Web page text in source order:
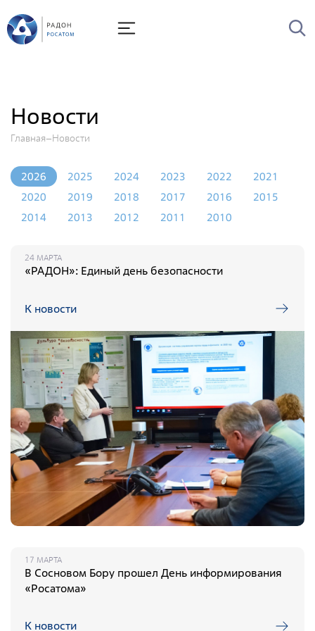
Новости
Главная Новости
2026 2025 2024 2023 2022
2021
2020
2019 2018 2017 2016
2015
2014
2013 2012 2011 2010
24 МАРТА
«РАДОН»: Единый день безопасности
К новости
17 МАРТА
В Сосновом Бору прошел День информирования
«Росатома»
К новости
Лицензии
Миссия и видение
Ценности Росатома
Охрана труда
Производственная система "Росатома"
Диссертационный совет
Противодействие коррупции
Социальная политика
Политика в области качества
Совет молодых работников
Из опыта зарубежных коллег
Международное сотрудничество
Устойчивое развитие
Поставщикам
Экология